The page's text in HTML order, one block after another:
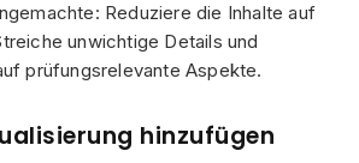
Reduziere die Inhalte auf
unwichtige Details und
prüfungsrelevante Aspekte.
hinzufügen